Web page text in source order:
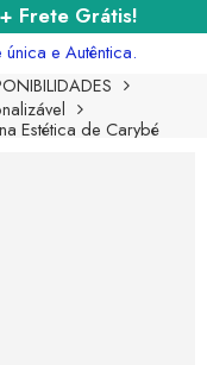
Frete Grátis!
e Autêntica.
Estética de Carybé